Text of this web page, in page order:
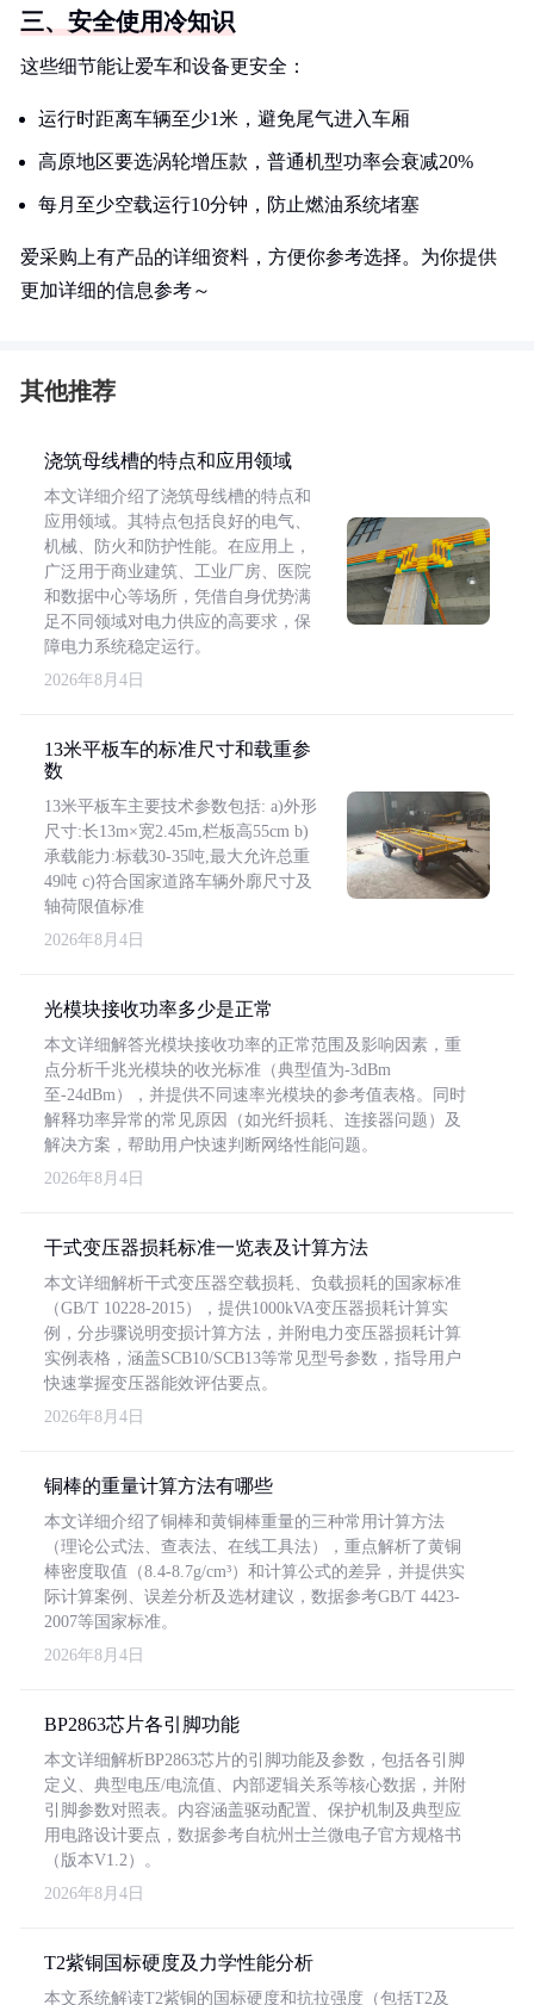
三、安全使用冷知识
这些细节能让爱车和设备更安全：
运行时距离车辆至少1米，避免尾气进入车厢
高原地区要选涡轮增压款，普通机型功率会衰减20%
每月至少空载运行10分钟，防止燃油系统堵塞
爱采购上有产品的详细资料，方便你参考选择。为你提供
更加详细的信息参考～
其他推荐
浇筑母线槽的特点和应用领域
本文详细介绍了浇筑母线槽的特点和
应用领域。其特点包括良好的电气、
机械、防火和防护性能。在应用上，
广泛用于商业建筑、工业厂房、医院
和数据中心等场所，凭借自身优势满
足不同领域对电力供应的高要求，保
障电力系统稳定运行。
2026年8月4日
13米平板车的标准尺寸和载重参
数
13米平板车主要技术参数包括: a)外形
尺寸:长13m×宽2.45m,栏板高55cm b)
承载能力:标载30-35吨,最大允许总重
49吨 c)符合国家道路车辆外廓尺寸及
轴荷限值标准
2026年8月4日
光模块接收功率多少是正常
本文详细解答光模块接收功率的正常范围及影响因素，重
点分析千兆光模块的收光标准（典型值为-3dBm
至-24dBm），并提供不同速率光模块的参考值表格。同时
解释功率异常的常见原因（如光纤损耗、连接器问题）及
解决方案，帮助用户快速判断网络性能问题。
2026年8月4日
干式变压器损耗标准一览表及计算方法
本文详细解析干式变压器空载损耗、负载损耗的国家标准
（GB/T 10228-2015），提供1000kVA变压器损耗计算实
例，分步骤说明变损计算方法，并附电力变压器损耗计算
实例表格，涵盖SCB10/SCB13等常见型号参数，指导用户
快速掌握变压器能效评估要点。
2026年8月4日
铜棒的重量计算方法有哪些
本文详细介绍了铜棒和黄铜棒重量的三种常用计算方法
（理论公式法、查表法、在线工具法），重点解析了黄铜
棒密度取值（8.4-8.7g/cm³）和计算公式的差异，并提供实
际计算案例、误差分析及选材建议，数据参考GB/T 4423-
2007等国家标准。
2026年8月4日
BP2863芯片各引脚功能
本文详细解析BP2863芯片的引脚功能及参数，包括各引脚
定义、典型电压/电流值、内部逻辑关系等核心数据，并附
引脚参数对照表。内容涵盖驱动配置、保护机制及典型应
用电路设计要点，数据参考自杭州士兰微电子官方规格书
（版本V1.2）。
2026年8月4日
T2紫铜国标硬度及力学性能分析
本文系统解读T2紫铜的国标硬度和抗拉强度（包括T2及